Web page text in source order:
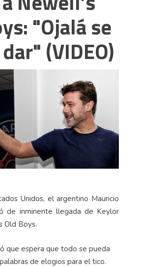
"Ojalá se
(VIDEO)
Unidos, el argentino Mauricio
de inminente llegada de Keylor
Old Boys.
que espera que todo se pueda
de elogios para el tico.